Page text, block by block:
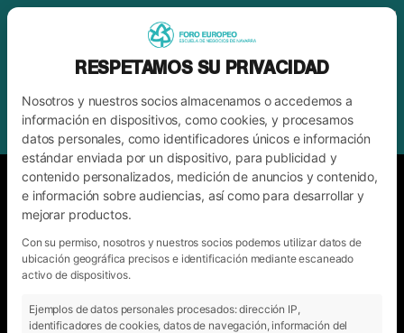
CLAUSTRO
En Foro Europeo hemos seleccionado a profesionales
referentes de los diferentes sectores. Personas en activo,
con vocación por la docencia, que trabajan en ámbitos,
como el de la empresa, el marketing y la publicidad, las
deporte y el emprendimiento.
RESPETAMOS SU PRIVACIDAD
Nosotros y nuestros socios almacenamos o accedemos a
información en dispositivos, como cookies, y procesamos
datos personales, como identificadores únicos e información
estándar enviada por un dispositivo, para publicidad y
contenido personalizados, medición de anuncios y contenido,
e información sobre audiencias, así como para desarrollar y
mejorar productos.
Con su permiso, nosotros y nuestros socios podemos utilizar datos de
ubicación geográfica precisos e identificación mediante escaneado
activo de dispositivos.
Ejemplos de datos personales procesados: dirección IP,
identificadores de cookies, datos de navegación, información del